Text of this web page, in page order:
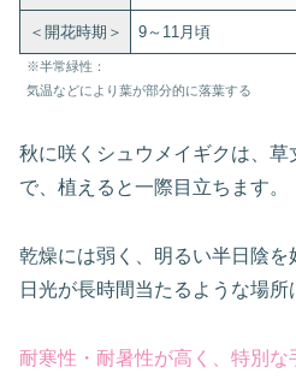
＜開花時期＞ 9～11月頃
※半常緑性：
気温などにより葉が部分的に落葉する
秋に咲くシュウメイギクは、
で、植えると一際目立ちます。
乾燥には弱く、明るい半日陰
日光が長時間当たるような場所
耐寒性・耐暑性が高く、特別